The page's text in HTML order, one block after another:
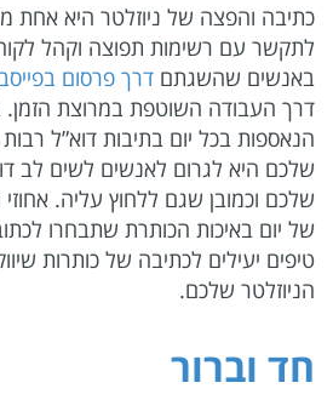
כתיבה והפצה של ניוזלטר היא אחת
לתקשר עם רשימות תפוצה וקהל
באנשים שהשגתם דרך פרסום
דרך העבודה השוטפת במרוצת הזמן.
הנאספות בכל יום בתיבות דוא”ל
שלכם היא לגרום לאנשים לשים לב
שלכם וכמובן שגם ללחוץ עליה.
של יום באיכות הכותרת שתבחרו
טיפים יעילים לכתיבה של כותרות
הניוזלטר שלכם.
חד וברור